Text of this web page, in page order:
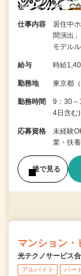
仕事内容
居住中
間演出
モデル
給与 時給
勤務地 東京都
勤務時間
9：30～
4日含む
応募資格
未経験
業・扶
後で見る
マンション・
光テクノサービス
アルバイト パー